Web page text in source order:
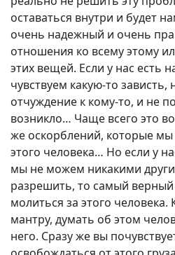
оставаться внутри и будет
очень надежный и очень
отношения ко всему этому
этих вещей. Если у нас есть
чувствуем какую-то зависть,
отчуждение к кому-то, и не
возникло… Чаще всего это
же оскорблений, которые
этого человека… Но если у
мы не можем никакими
разрешить, то самый верный
молиться за этого
мантру, думать об этом
него. Сразу же вы